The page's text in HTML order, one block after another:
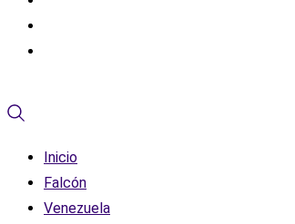
Inicio
Falcón
Venezuela